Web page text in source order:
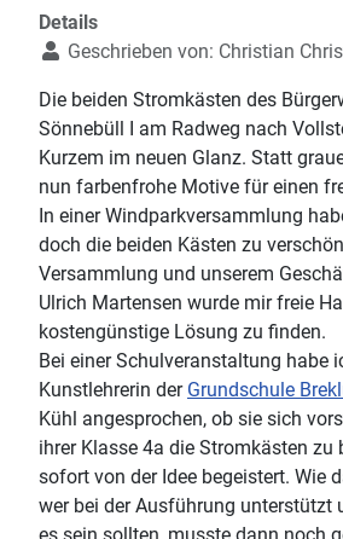
Details
Geschrieben von: Christian
Die beiden Stromkästen des
Sönnebüll I am Radweg nach
Kurzem im neuen Glanz. Statt
nun farbenfrohe Motive für einen
In einer Windparkversammlung
doch die beiden Kästen zu
Versammlung und unserem
Ulrich Martensen wurde mir freie
kostengünstige Lösung zu finden.
Bei einer Schulveranstaltung habe
Kunstlehrerin der Grundschule
Kühl angesprochen, ob sie sich
ihrer Klasse 4a die Stromkästen zu
sofort von der Idee begeistert. Wie
wer bei der Ausführung unterstützt
es sein sollten, musste dann noch